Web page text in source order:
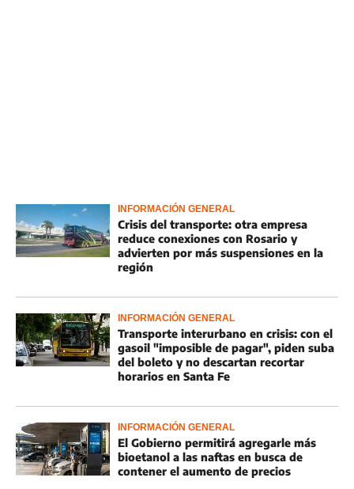
INFORMACIÓN GENERAL
Crisis del transporte: otra empresa
reduce conexiones con Rosario y
advierten por más suspensiones en la
región
INFORMACIÓN GENERAL
Transporte interurbano en crisis: con el
gasoil "imposible de pagar", piden suba
del boleto y no descartan recortar
horarios en Santa Fe
INFORMACIÓN GENERAL
El Gobierno permitirá agregarle más
bioetanol a las naftas en busca de
contener el aumento de precios